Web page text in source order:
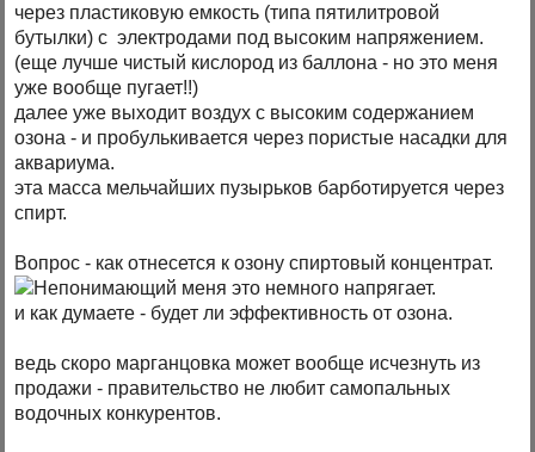
через пластиковую емкость (типа пятилитровой
бутылки) с электродами под высоким напряжением.
(еще лучше чистый кислород из баллона - но это меня
уже вообще пугает!!)
далее уже выходит воздух с высоким содержанием
озона - и пробулькивается через пористые насадки для
аквариума.
эта масса мельчайших пузырьков барботируется через
спирт.
Вопрос - как отнесется к озону спиртовый концентрат.
меня это немного напрягает.
и как думаете - будет ли эффективность от озона.
ведь скоро марганцовка может вообще исчезнуть из
продажи - правительство не любит самопальных
водочных конкурентов.